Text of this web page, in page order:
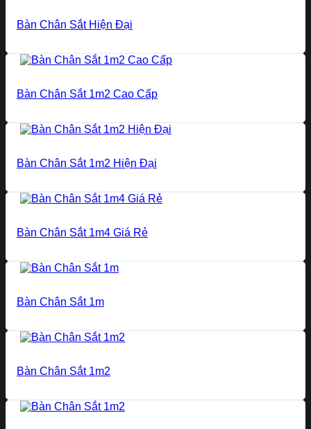
Bàn Chân Sắt Hiện Đại
Bàn Chân Sắt 1m2 Cao Cấp
Bàn Chân Sắt 1m2 Hiện Đại
Bàn Chân Sắt 1m4 Giá Rẻ
Bàn Chân Sắt 1m
Bàn Chân Sắt 1m2